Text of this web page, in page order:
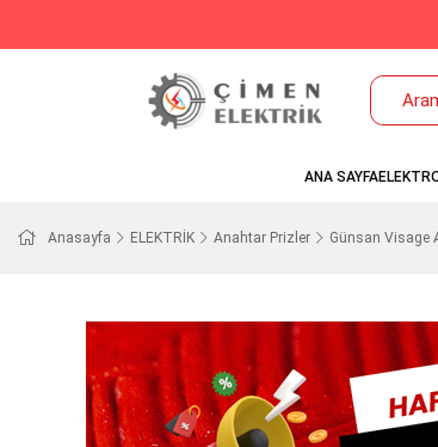
ANA SAYFA
Anasayfa ELEKTRİK Anahtar Prizler Günsan Visage